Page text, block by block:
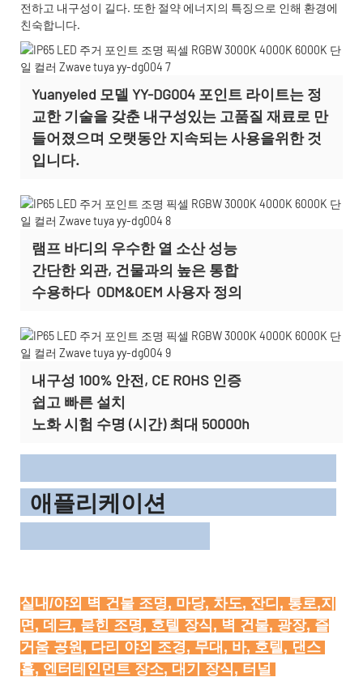
전하고 내구성이 길다. 또한 절약 에너지의 특징으로 인해 환경에
친숙합니다.
Yuanyeled 모델 YY-DG004 포인트 라이트는 정
교한 기술을 갖춘 내구성있는 고품질 재료로 만
들어졌으며 오랫동안 지속되는 사용을위한 것
입니다.
램프 바디의 우수한 열 소산 성능
간단한 외관, 건물과의 높은 통합
수용하다 ODM&OEM 사용자 정의
내구성 100% 안전, CE ROHS 인증
쉽고 빠른 설치
노화 시험 수명 (시간) 최대 50000h
애플리케이션
실내/야외 벽 건물 조명, 마당, 차도, 잔디, 통로,지
면, 데크, 묻힌 조명, 호텔 장식, 벽 건물, 광장, 즐
거움 공원, 다리 야외 조경, 무대, 바, 호텔, 댄스